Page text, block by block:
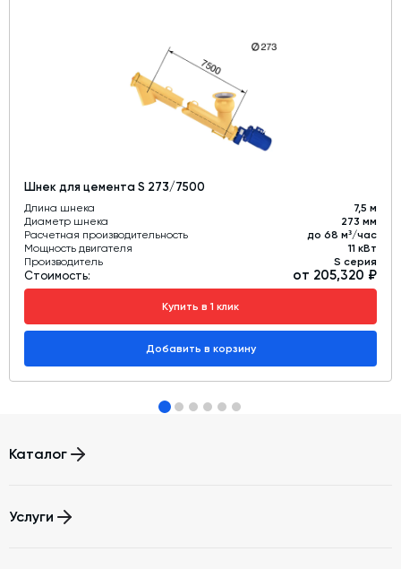
Шнек для цемента S 273/7500
Длина шнека
7,5 м
Диаметр шнека
273 мм
Расчетная производительность
до 68 м³/час
Мощность двигателя
11 кВт
Производитель
S серия
Стоимость: от 205,320 ₽
Купить в 1 клик
Добавить в корзину
Каталог
Бетоносмесители
Услуги